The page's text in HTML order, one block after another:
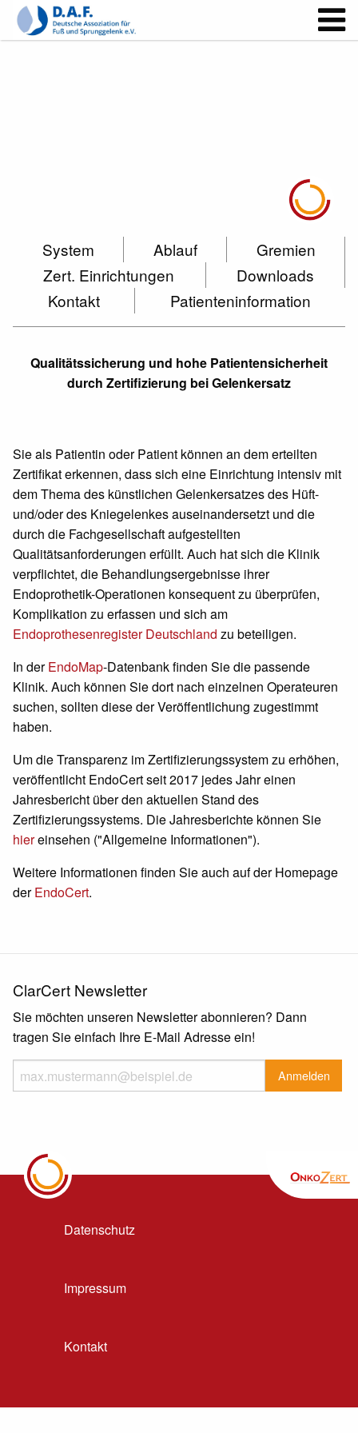
System Ablauf
Gremien
Zert. Einrichtungen
Downloads
Kontakt
Patienteninformation
Qualitätssicherung und hohe Patientensicherheit
durch Zertifizierung bei Gelenkersatz
Sie als Patientin oder Patient können an dem erteilten
Zertifikat erkennen, dass sich eine Einrichtung intensiv mit
dem Thema des künstlichen Gelenkersatzes des Hüft-
und/oder des Kniegelenkes auseinandersetzt und die
durch die Fachgesellschaft aufgestellten
Qualitätsanforderungen erfüllt. Auch hat sich die Klinik
verpflichtet, die Behandlungsergebnisse ihrer
Endoprothetik-Operationen konsequent zu überprüfen,
Komplikation zu erfassen und sich am
Endoprothesenregister Deutschland zu beteiligen.
In derEndoMap-Datenbank finden Sie die passende
Klinik. Auch können Sie dort nach einzelnen Operateuren
suchen, sollten diese der Veröffentlichung zugestimmt
haben.
Um die Transparenz im Zertifizierungssystem zu erhöhen,
veröffentlicht EndoCert seit 2017 jedes Jahr einen
Jahresbericht über den aktuellen Stand des
Zertifizierungssystems. Die Jahresberichte können Sie
hiereinsehen ("Allgemeine Informationen").
Weitere Informationen finden Sie auch auf der Homepage
derEndoCert.
ClarCert Newsletter
Sie möchten unseren Newsletter abonnieren? Dann
tragen Sie einfach Ihre E-Mail Adresse ein!
Datenschutz
Impressum
Kontakt